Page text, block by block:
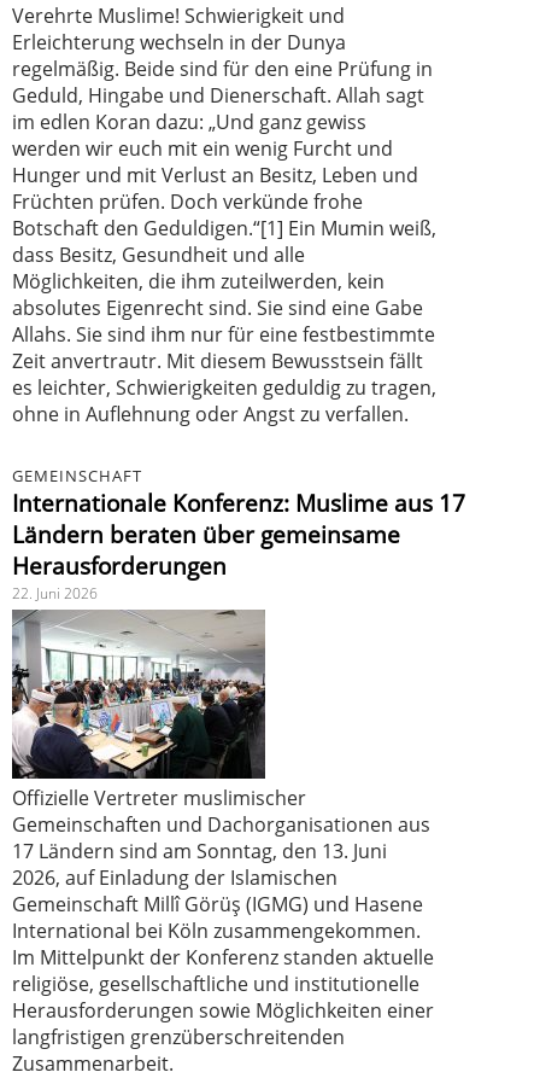
Verehrte Muslime! Schwierigkeit und
Erleichterung wechseln in der Dunya
regelmäßig. Beide sind für den eine Prüfung in
Geduld, Hingabe und Dienerschaft. Allah sagt
im edlen Koran dazu: „Und ganz gewiss
werden wir euch mit ein wenig Furcht und
Hunger und mit Verlust an Besitz, Leben und
Früchten prüfen. Doch verkünde frohe
Botschaft den Geduldigen.“[1] Ein Mumin weiß,
dass Besitz, Gesundheit und alle
Möglichkeiten, die ihm zuteilwerden, kein
absolutes Eigenrecht sind. Sie sind eine Gabe
Allahs. Sie sind ihm nur für eine festbestimmte
Zeit anvertrautr. Mit diesem Bewusstsein fällt
es leichter, Schwierigkeiten geduldig zu tragen,
ohne in Auflehnung oder Angst zu verfallen.
GEMEINSCHAFT
Internationale Konferenz: Muslime aus 17
Ländern beraten über gemeinsame
Herausforderungen
22. Juni 2026
Offizielle Vertreter muslimischer
Gemeinschaften und Dachorganisationen aus
17 Ländern sind am Sonntag, den 13. Juni
2026, auf Einladung der Islamischen
Gemeinschaft Millî Görüş (IGMG) und Hasene
International bei Köln zusammengekommen.
Im Mittelpunkt der Konferenz standen aktuelle
religiöse, gesellschaftliche und institutionelle
Herausforderungen sowie Möglichkeiten einer
langfristigen grenzüberschreitenden
Zusammenarbeit.